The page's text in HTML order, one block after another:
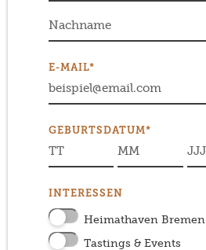
E-MAIL*
GEBURTSDATUM*
INTERESSEN
Heimathaven Bremen
Tastings & Events